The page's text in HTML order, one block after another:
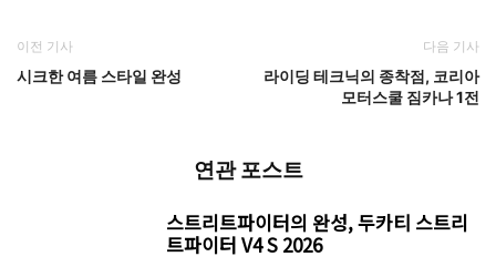
이전 기사
시크한 여름 스타일 완성
다음 기사
라이딩 테크닉의 종착점, 코리아
모터스쿨 짐카나 1전
연관 포스트
스트리트파이터의 완성, 두카티 스트리
트파이터 V4 S 2026